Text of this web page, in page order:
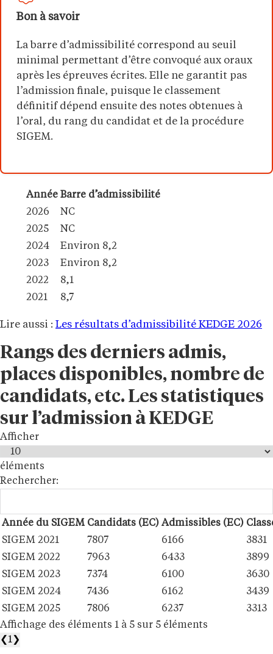
Bon à savoir
La barre d’admissibilité correspond au seuil
minimal permettant d’être convoqué aux oraux
après les épreuves écrites. Elle ne garantit pas
l’admission finale, puisque le classement
définitif dépend ensuite des notes obtenues à
l’oral, du rang du candidat et de la procédure
SIGEM.
Année Barre d’admissibilité
2026
NC
2025
NC
2024
Environ 8,2
2023
Environ 8,2
2022
8,1
2021
8,7
Lire aussi : Les résultats d’admissibilité KEDGE 2026
Rangs des derniers admis,
places disponibles, nombre de
candidats, etc. Les statistiques
sur l’admission à KEDGE
Afficher
éléments
Rechercher:
Année du SIGEM Candidats (EC) Admissibles (EC)
SIGEM 2021
7807 6166
3831
SIGEM 2022
7963 6433
3899
SIGEM 2023
7374 6100
3630
SIGEM 2024
7436 6162
3439
SIGEM 2025
7806 6237
3313
Affichage des éléments 1 à 5 sur 5 éléments
❮1 ❯